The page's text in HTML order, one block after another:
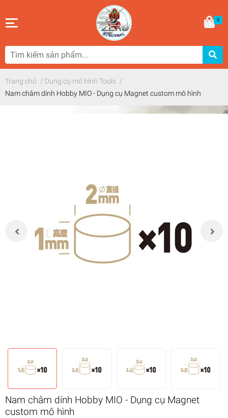
0
Trang chủ / Dụng cụ mô hình Tools /
Nam châm dính Hobby MIO - Dụng cụ Magnet custom mô hình
Nam châm dính Hobby MIO - Dụng cụ Magnet
custom mô hình